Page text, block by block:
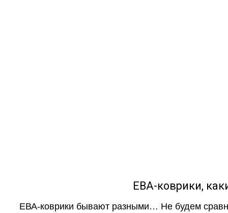
ЕВА-коврики,
ЕВА-коврики бывают разными… Не будем